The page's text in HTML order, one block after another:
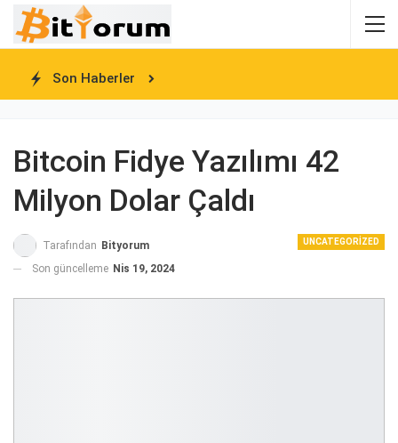
Son Haberler
Bitcoin Fidye Yazılımı 42
Milyon Dolar Çaldı
UNCATEGORIZED
Tarafından Bityorum
Son güncelleme Nis 19, 2024